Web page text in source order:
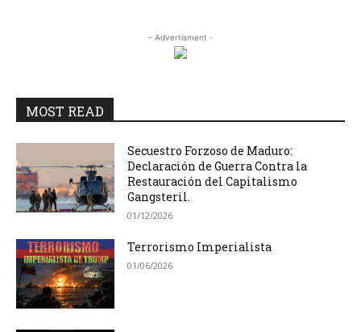
- Advertisment -
MOST READ
Secuestro Forzoso de Maduro:
Declaración de Guerra Contra la
Restauración del Capitalismo
Gangsteril.
01/12/2026
Terrorismo Imperialista
01/06/2026